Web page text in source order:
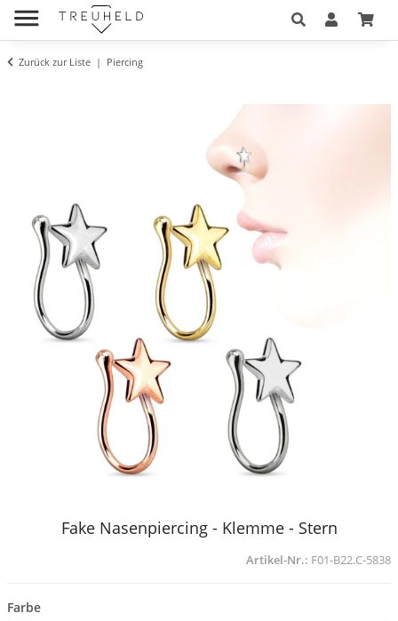
Zurück zur Liste Piercing
Fake Nasenpiercing - Klemme - Stern
Artikel-Nr.: F01-B22.C-5838
Farbe